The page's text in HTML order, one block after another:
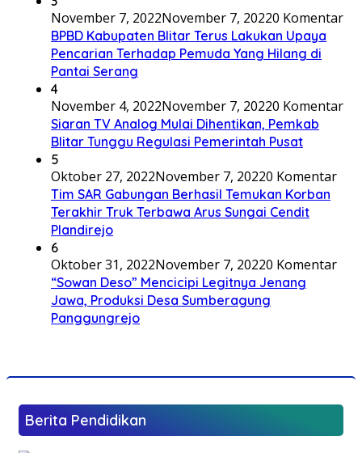
November 7, 2022November 7, 20220 Komentar
BPBD Kabupaten Blitar Terus Lakukan Upaya
Pencarian Terhadap Pemuda Yang Hilang di
Pantai Serang
4
November 4, 2022November 7, 20220 Komentar
Siaran TV Analog Mulai Dihentikan, Pemkab
Blitar Tunggu Regulasi Pemerintah Pusat
5
Oktober 27, 2022November 7, 20220 Komentar
Tim SAR Gabungan Berhasil Temukan Korban
Terakhir Truk Terbawa Arus Sungai Cendit
Plandirejo
6
Oktober 31, 2022November 7, 20220 Komentar
“Sowan Deso” Mencicipi Legitnya Jenang
Jawa, Produksi Desa Sumberagung
Panggungrejo
Berita Pendidikan